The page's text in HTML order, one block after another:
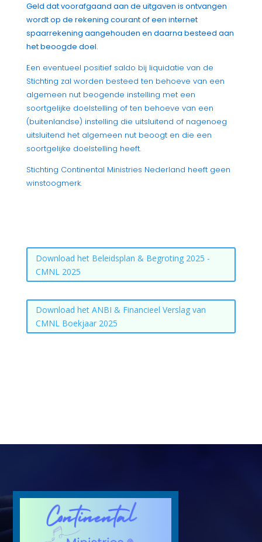
Geld dat voorafgaand aan de uitgaven is ontvangen
wordt op de rekening courant of een internet
spaarrekening aangehouden en daarna besteed aan
het beoogde doel.
Een eventueel positief saldo bij liquidatie van de
Stichting zal worden besteed ten behoeve van een
algemeen nut beogende instelling met een
soortgelijke doelstelling of ten behoeve van een
(buitenlandse) instelling die uitsluitend of nagenoeg
uitsluitend het algemeen nut beoogt en die een
soortgelijke doelstelling heeft.
Stichting Continental Ministries Nederland heeft geen
winstoogmerk.
Download het Beleidsplan & Begroting 2025 -
CMNL 2025
Download het ANBI & Financieel Verslag van
CMNL Boekjaar 2025